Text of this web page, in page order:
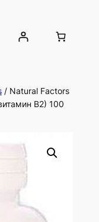
/ Natural Factors
В2) 100